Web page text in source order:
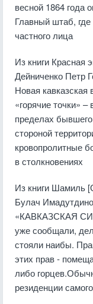
весной 1864 года
Главный штаб,
частного лица
Из книги Красная
Дейниченко Петр
Новая
«горячие точки»
пределах
стороной
кровопролитные
в столкновениях
Из книги Шамиль
Булач
«КАВКАЗСКАЯ
уже сообщали,
стояли наибы.
этих прав -
либо
резиденции самого